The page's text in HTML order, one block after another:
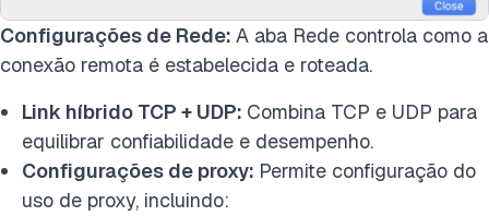
Configurações de Rede: A aba Rede controla como a
conexão remota é estabelecida e roteada.
Link híbrido TCP + UDP: Combina TCP e UDP para
equilibrar confiabilidade e desempenho.
Configurações de proxy: Permite configuração do
uso de proxy, incluindo: